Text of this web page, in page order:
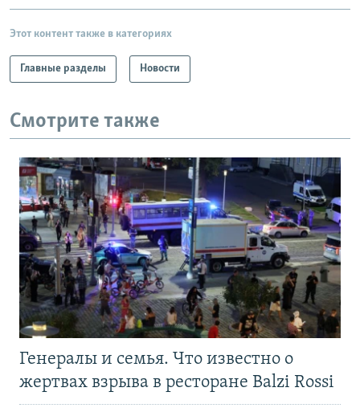
Этот контент также в категориях
Главные разделы Новости
Смотрите также
Генералы и семья. Что известно о
жертвах взрыва в ресторане Balzi Rossi